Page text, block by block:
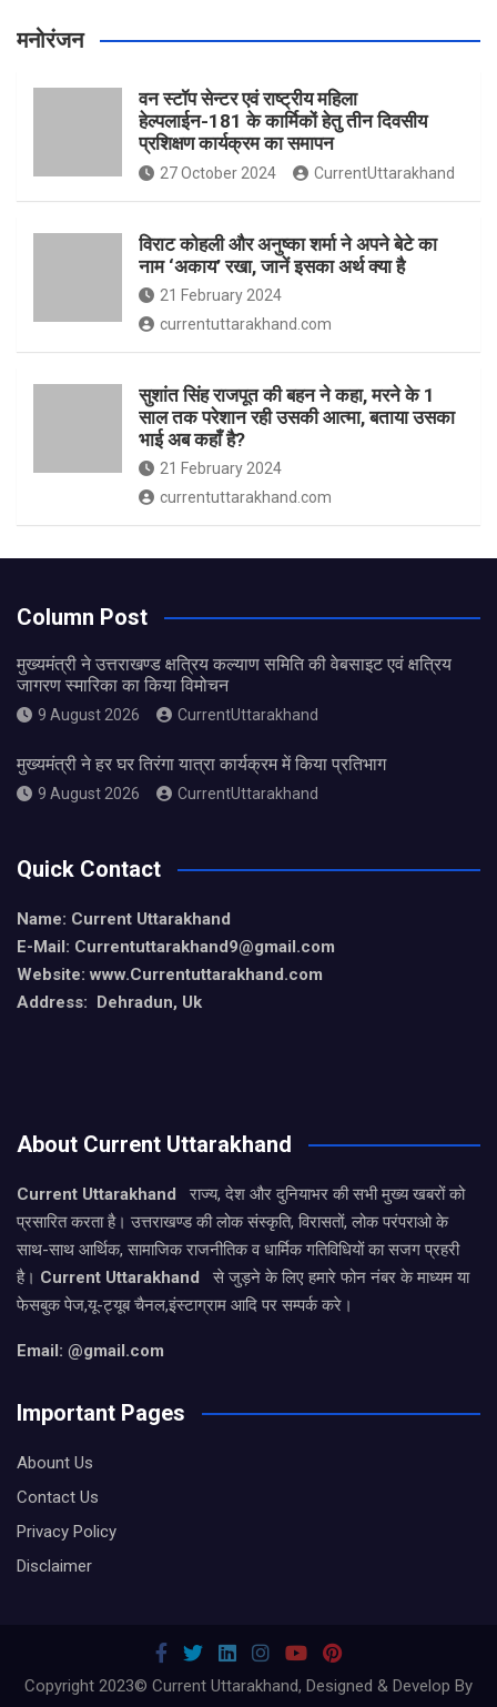
मनोरंजन
वन स्टॉप सेन्टर एवं राष्ट्रीय महिला
हेल्पलाईन-181 के कार्मिकों हेतु तीन दिवसीय
प्रशिक्षण कार्यक्रम का समापन
27 October 2024 CurrentUttarakhand
विराट कोहली और अनुष्का शर्मा ने अपने बेटे का
नाम ‘अकाय’ रखा, जानें इसका अर्थ क्‍या है
21 February 2024
currentuttarakhand.com
सुशांत सिंह राजपूत की बहन ने कहा, मरने के 1
साल तक परेशान रही उसकी आत्मा, बताया उसका
भाई अब कहाँ है?
21 February 2024
currentuttarakhand.com
Column Post
मुख्यमंत्री ने उत्तराखण्ड क्षत्रिय कल्याण समिति की वेबसाइट एवं क्षत्रिय
जागरण स्मारिका का किया विमोचन
9 August 2026 CurrentUttarakhand
मुख्यमंत्री ने हर घर तिरंगा यात्रा कार्यक्रम में किया प्रतिभाग
9 August 2026 CurrentUttarakhand
Quick Contact
Name: Current Uttarakhand
E-Mail: Currentuttarakhand9@gmail.com
Website: www.Currentuttarakhand.com
Address: Dehradun, Uk
About Current Uttarakhand
Current Uttarakhand
राज्य, देश और दुनियाभर की सभी मुख्य खबरों को
प्रसारित करता है। उत्तराखण्ड की लोक संस्कृति, विरासतों, लोक परंपराओ के
साथ-साथ आर्थिक, सामाजिक राजनीतिक व धार्मिक गतिविधियों का सजग प्रहरी
है। Current Uttarakhand
से जुड़ने के लिए हमारे फोन नंबर के माध्यम या
फेसबुक पेज,यू-ट्यूब चैनल,इंस्टाग्राम आदि पर सम्पर्क करे।
Email: @gmail.com
Important Pages
Abount Us
Contact Us
Privacy Policy
Disclaimer
Copyright 2023© Current Uttarakhand, Designed & Develop By